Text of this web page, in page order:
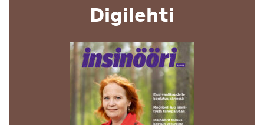
Digilehti